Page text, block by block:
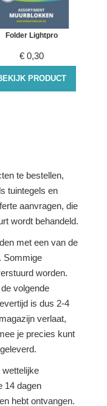
Folder Lightpro
€ 0,30
PRODUCT
te bestellen,
tuintegels en
aanvragen, die
wordt behandeld.
met een van de
Sommige
worden.
volgende
is dus 2-4
verlaat,
je precies kunt
wettelijke
14 dagen
hebt ontvangen.